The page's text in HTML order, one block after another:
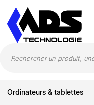
Ordinateurs & tablettes